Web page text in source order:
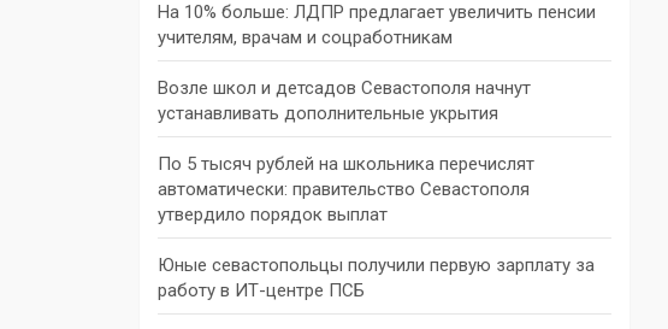
На 10% больше: ЛДПР предлагает увеличить пенсии
учителям, врачам и соцработникам
Возле школ и детсадов Севастополя начнут
устанавливать дополнительные укрытия
По 5 тысяч рублей на школьника перечислят
автоматически: правительство Севастополя
утвердило порядок выплат
Юные севастопольцы получили первую зарплату за
работу в ИТ-центре ПСБ